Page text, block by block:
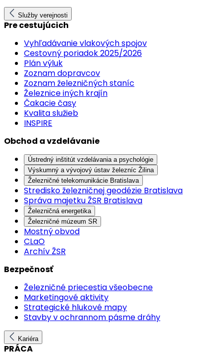
Služby verejnosti
Pre cestujúcich
Vyhľadávanie vlakových spojov
Cestovný poriadok 2025/2026
Plán výluk
Zoznam dopravcov
Zoznam železničných staníc
Železnice iných krajín
Čakacie časy
Kvalita služieb
INSPIRE
Obchod a vzdelávanie
Ústredný inštitút vzdelávania a psychológie
Výskumný a vývojový ústav železníc Žilina
Železničné telekomunikácie Bratislava
Stredisko železničnej geodézie Bratislava
Správa majetku ŽSR Bratislava
Železničná energetika
Železničné múzeum SR
Mostný obvod
CLaO
Archív ŽSR
Bezpečnosť
Železničné priecestia všeobecne
Marketingové aktivity
Strategické hlukové mapy
Stavby v ochrannom pásme dráhy
Kariéra
PRÁCA